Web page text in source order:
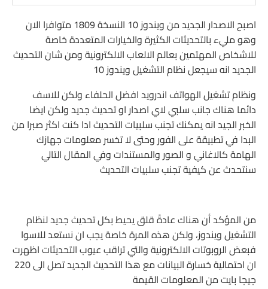
مصدر المقال
اصبح الاصدار الجديد من ويندوز 10 النسخة 1809 متوافرا الان
وهو مليء بالتحديثات الكثيرة والخيارات المتعددة خاصة
للاشخاص المهتمين بعالم الالعاب الالكترونية ومن شان التحديث
الجديد انه سيجعل نظام التشغيل ويندوز 10
ونظام تشغيل الهواتف اندرويد افضل الحلفاء ولكن للاسف
دائما هناك جانب سلبي لاي اصدار او تحديث جديد ولكن ايضا
الخبر الجيد انه يمكنك تجنب سلبيات التحديث ادا كنت اكثر صبرا من
البدا في تطبيقة على الفور وحتى لا تخسر معلومات جهازك
الهامة كالاغاني و الصور والمستندات وفي المقال التالي
سنتحدث عن كيفية تجنب سلبيات التحديث
من المؤكد أن هناك عادةً قلق يحيط بكل تحديث جديد لنظام
التشغيل ويندوز، ولكن هذه المرة خاصة يجب ان نستعد للاسوا
فبعض الروبوتات الالكترونية والتي تراقب عيوب التحديثات اظهرت
ان احتمالية خسارة البيانات مع هذا التحديث الجديد تصل الى 220
جيجا بايت من المعلومات القيمة